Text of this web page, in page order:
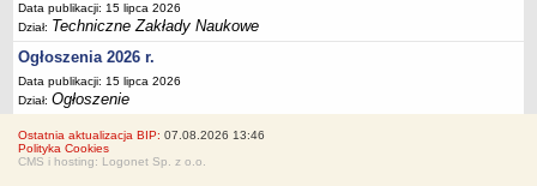
Data publikacji: 15 lipca 2026
Dział: Techniczne Zakłady Naukowe
Ogłoszenia 2026 r.
Data publikacji: 15 lipca 2026
Dział:Ogłoszenie
Ostatnia aktualizacja BIP: 07.08.2026 13:46
Polityka Cookies
CMS i hosting: Logonet Sp. z o.o.